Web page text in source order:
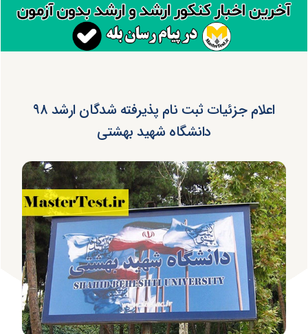
اعلام جزئیات ثبت نام پذیرفته شدگان ارشد ۹۸
دانشگاه شهید بهشتی